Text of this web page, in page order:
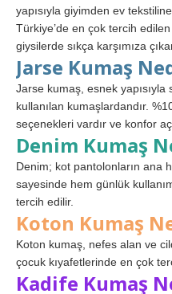
yapısıyla giyimden ev
Türkiye’de en çok tercih
giysilerde sıkça karşımıza
Jarse Kumaş
Jarse kumaş, esnek
kullanılan kumaşlardandır.
seçenekleri vardır ve konfor
Denim Kumaş
Denim; kot pantolonların ana
sayesinde hem günlük
tercih edilir.
Koton Kumaş
Koton kumaş, nefes alan ve
çocuk kıyafetlerinde en çok
Kadife Kumaş